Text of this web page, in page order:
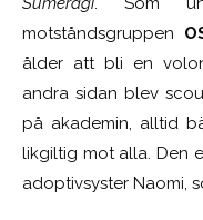
motståndsgruppen
ålder att bli en
andra sidan blev
på akademin, alltid
likgiltig mot alla. Den
adoptivsyster Naomi,